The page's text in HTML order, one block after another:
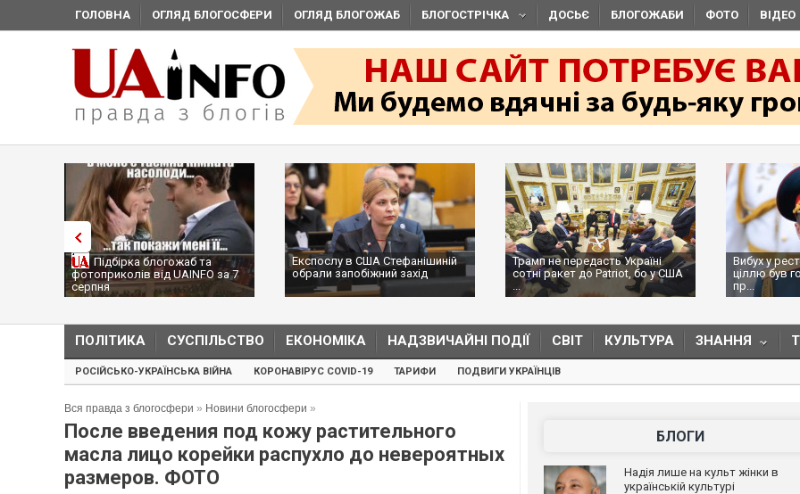
ГОЛОВНА ОГЛЯД БЛОГОСФЕРИ ОГЛЯД БЛОГОЖАБ БЛОГОСТРІЧКА ДОСЬЄ БЛОГОЖАБИ ФОТО ВІДЕО
Підбірка блогожаб та
фотоприколів від UAINFO за 7
серпня
Експослу в США Стефанішиній
обрали запобіжний захід
Трамп не передасть Україні
сотні ракет до Patriot, бо у США
...
Вибух у
ціллю був
пр...
ПОЛІТИКА СУСПІЛЬСТВО ЕКОНОМІКА НАДЗВИЧАЙНІ ПОДІЇ СВІТ КУЛЬТУРА ЗНАННЯ
РОСІЙСЬКО-УКРАЇНСЬКА ВІЙНА КОРОНАВІРУС COVID-19 ТАРИФИ ПОДВИГИ УКРАЇНЦІВ
Вся правда з блогосфери » Новини блогосфери »
После введения под кожу растительного
масла лицо корейки распухло до невероятных
размеров. ФОТО
БЛОГИ
Надія лише на культ жінки в
українській культурі